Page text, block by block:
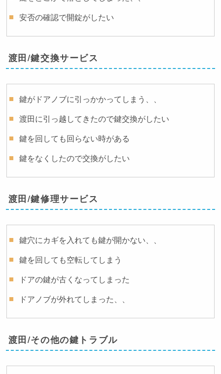
安否の確認で開錠がしたい
渡田/鍵交換サービス
鍵がドアノブに引っかかってしまう、、
渡田に引っ越してきたので鍵交換がしたい
鍵を回しても回らない時がある
鍵をなくしたので交換がしたい
渡田/鍵修理サービス
鍵穴にカギを入れても鍵が開かない、、
鍵を回しても空転してしまう
ドアの鍵が古くなってしまった
ドアノブが外れてしまった、、
渡田/その他の鍵トラブル